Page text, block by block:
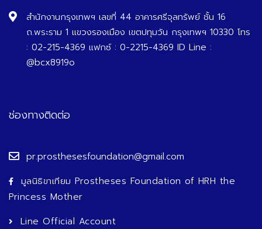
สำนักงานกรุงเทพฯ เลขที่ 44 อาคารศรีจุลทรัพย์ ชั้น 16
ถ.พระราม 1 แขวงรองเมือง เขตปทุมวัน กรุงเทพฯ 10330 โทร
: 02-215-4369 แฟกซ์ : 0-2215-4369 ID Line :
@bcx8919o
ช่องทางติดต่อ
pr.prosthesesfoundation@gmail.com
มูลนิธิขาเทียม Prostheses Foundation of HRH the
Princess Mother
Line Official Account